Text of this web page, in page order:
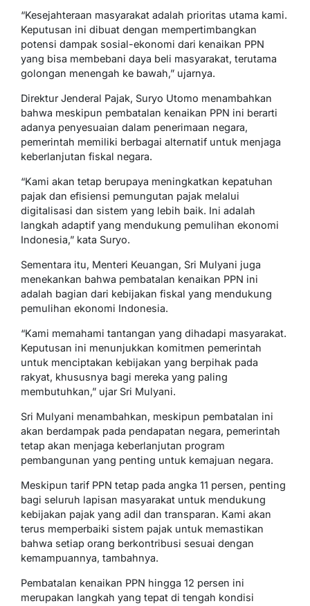
“Kesejahteraan masyarakat adalah prioritas utama kami.
Keputusan ini dibuat dengan mempertimbangkan
potensi dampak sosial-ekonomi dari kenaikan PPN
yang bisa membebani daya beli masyarakat, terutama
golongan menengah ke bawah,” ujarnya.
Direktur Jenderal Pajak, Suryo Utomo menambahkan
bahwa meskipun pembatalan kenaikan PPN ini berarti
adanya penyesuaian dalam penerimaan negara,
pemerintah memiliki berbagai alternatif untuk menjaga
keberlanjutan fiskal negara.
“Kami akan tetap berupaya meningkatkan kepatuhan
pajak dan efisiensi pemungutan pajak melalui
digitalisasi dan sistem yang lebih baik. Ini adalah
langkah adaptif yang mendukung pemulihan ekonomi
Indonesia,” kata Suryo.
Sementara itu, Menteri Keuangan, Sri Mulyani juga
menekankan bahwa pembatalan kenaikan PPN ini
adalah bagian dari kebijakan fiskal yang mendukung
pemulihan ekonomi Indonesia.
“Kami memahami tantangan yang dihadapi masyarakat.
Keputusan ini menunjukkan komitmen pemerintah
untuk menciptakan kebijakan yang berpihak pada
rakyat, khususnya bagi mereka yang paling
membutuhkan,” ujar Sri Mulyani.
Sri Mulyani menambahkan, meskipun pembatalan ini
akan berdampak pada pendapatan negara, pemerintah
tetap akan menjaga keberlanjutan program
pembangunan yang penting untuk kemajuan negara.
Meskipun tarif PPN tetap pada angka 11 persen, penting
bagi seluruh lapisan masyarakat untuk mendukung
kebijakan pajak yang adil dan transparan. Kami akan
terus memperbaiki sistem pajak untuk memastikan
bahwa setiap orang berkontribusi sesuai dengan
kemampuannya, tambahnya.
Pembatalan kenaikan PPN hingga 12 persen ini
merupakan langkah yang tepat di tengah kondisi